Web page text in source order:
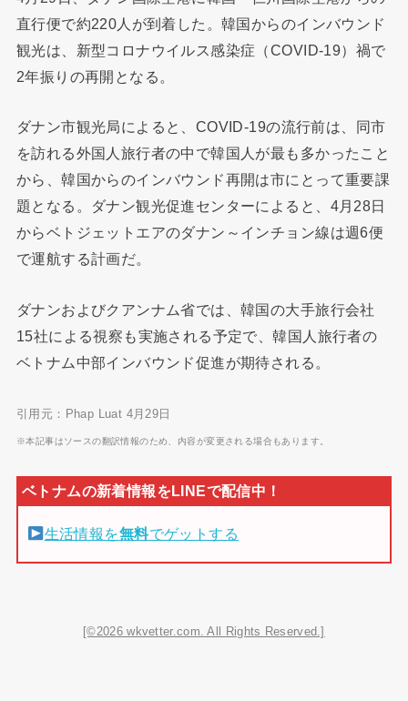
直行便で約220人が到着した。韓国からのインバウンド
観光は、新型コロナウイルス感染症（COVID-19）禍で
2年振りの再開となる。
ダナン市観光局によると、COVID-19の流行前は、同市
を訪れる外国人旅行者の中で韓国人が最も多かったこと
から、韓国からのインバウンド再開は市にとって重要課
題となる。ダナン観光促進センターによると、4月28日
からベトジェットエアのダナン～インチョン線は週6便
で運航する計画だ。
ダナンおよびクアンナム省では、韓国の大手旅行会社
15社による視察も実施される予定で、韓国人旅行者の
ベトナム中部インバウンド促進が期待される。
引用元：Phap Luat 4月29日
※本記事はソースの翻訳情報のため、内容が変更される場合もあります。
生活情報を無料でゲットする
[©2026 wkvetter.com. All Rights Reserved.]